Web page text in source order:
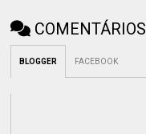
COMENTÁRIOS
BLOGGER FACEBOOK